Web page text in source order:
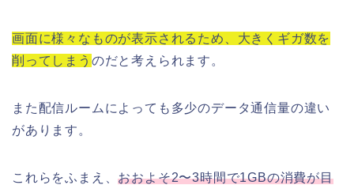
画面に様々なものが表示されるため、大きくギガ数を
削ってしまう のだと考えられます。
また配信ルームによっても多少のデータ通信量の違い
があります。
これらをふまえ、おおよそ2〜3時間で1GBの消費が目